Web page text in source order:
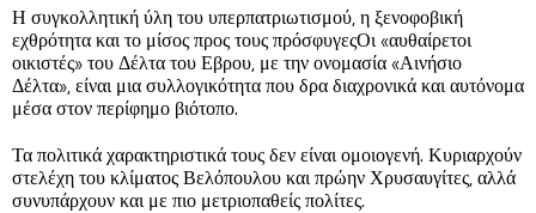
Η συγκολλητική ύλη του υπερπατριωτισμού, η ξενοφοβική
εχθρότητα και το μίσος προς τους πρόσφυγεςΟι «αυθαίρετοι
οικιστές» του Δέλτα του Εβρου, με την ονομασία «Αινήσιο
Δέλτα», είναι μια συλλογικότητα που δρα διαχρονικά και αυτόνομα
μέσα στον περίφημο βιότοπο.
Τα πολιτικά χαρακτηριστικά τους δεν είναι ομοιογενή. Κυριαρχούν
στελέχη του κλίματος Βελόπουλου και πρώην Χρυσαυγίτες, αλλά
συνυπάρχουν και με πιο μετριοπαθείς πολίτες.